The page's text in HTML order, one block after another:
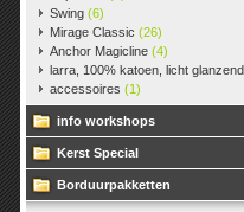
Swing (6)
Mirage Classic (26)
Anchor Magicline (4)
larra, 100% katoen, licht
accessoires (1)
info workshops
Kerst Special
Borduurpakketten